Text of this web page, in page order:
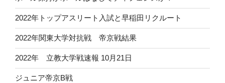
2022年トップアスリート入試と早稲田リクルート
2022年関東大学対抗戦 帝京戦結果
2022年 立教大学戦速報 10月21日
ジュニア帝京B戦